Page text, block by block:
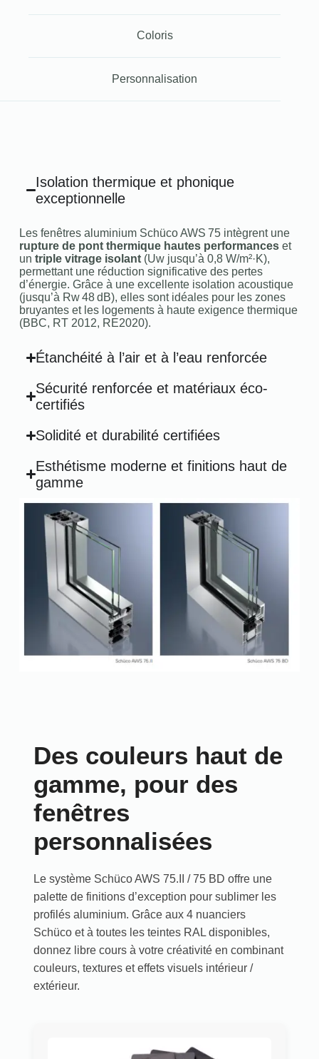
Coloris
Personnalisation
Isolation thermique et phonique
exceptionnelle
Les fenêtres aluminium Schüco AWS 75 intègrent une
rupture de pont thermique hautes performanceset
un triple vitrage isolant(Uw jusqu’à 0,8 W/m²·K),
permettant une réduction significative des pertes
d’énergie. Grâce à une excellente isolation acoustique
(jusqu’à Rw 48 dB), elles sont idéales pour les zones
bruyantes et les logements à haute exigence thermique
(BBC, RT 2012, RE2020).
Étanchéité à l’air et à l’eau renforcée
Sécurité renforcée et matériaux éco-
certifiés
Solidité et durabilité certifiées
Esthétisme moderne et finitions haut de
gamme
Des couleurs haut de
gamme, pour des
fenêtres
personnalisées
Le système Schüco AWS 75.II / 75 BD offre une
palette de finitions d’exception pour sublimer les
profilés aluminium. Grâce aux 4 nuanciers
Schüco et à toutes les teintes RAL disponibles,
donnez libre cours à votre créativité en combinant
couleurs, textures et effets visuels intérieur /
extérieur.